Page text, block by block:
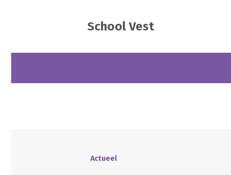
School Vest
Actueel